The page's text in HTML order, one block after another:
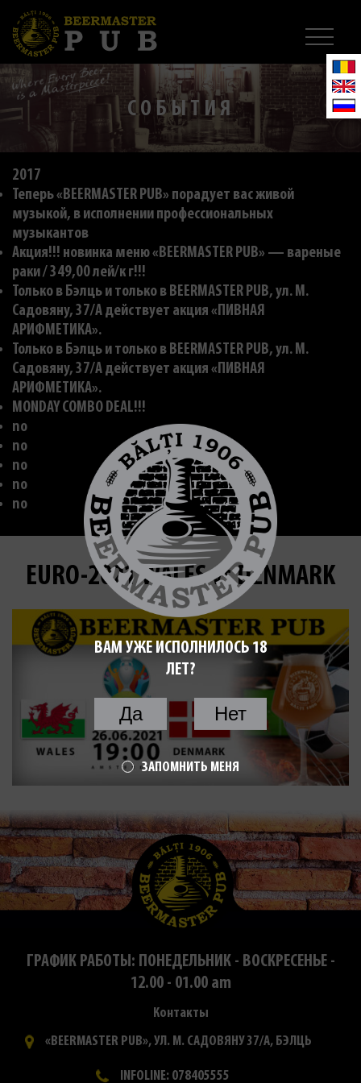
СОБЫТИЯ
2017
Теперь «BEERMASTER PUB» порадует вас живой
музыкой, в исполнении профессиональных
музыкантов
Акция!!! новинка меню «BEERMASTER PUB» — вареные
раки / 349,00 лей/к г!!!
Только в Бэлць и только в BEERMASTER PUB, ул. M.
Садовяну, 37/A действует акция «ПИВНАЯ
АРИФМЕТИКА».
Только в Бэлць и только в BEERMASTER PUB, ул. M.
Садовяну, 37/A действует акция «ПИВНАЯ
АРИФМЕТИКА».
MONDAY COMBO DEAL!!!
no
no
no
no
no
EURO-2021 WALES vs DENMARK
ГРАФИК РАБОТЫ: ПОНЕДЕЛЬНИК - ВОСКРЕСЕНЬЕ -
12.00 - 01.00 am
Контакты
«BEERMASTER PUB», УЛ. М. САДОВЯНУ 37/А, БЭЛЦЬ
INFOLINE: 078405555
ВАМ УЖЕ ИСПОЛНИЛОСЬ 18
ЛЕТ?
Да Нет
ЗАПОМНИТЬ МЕНЯ